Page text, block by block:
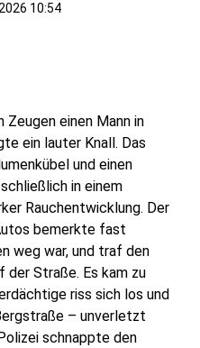
10:54
einen Mann in
ein lauter Knall. Das
und einen
in einem
Rauchentwicklung. Der
bemerkte fast
weg war, und traf den
der Straße. Es kam zu
riss sich los und
– unverletzt
schnappte den